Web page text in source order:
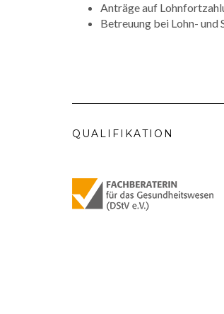
Anträge auf
Betreuung bei Lohn- und
QUALIFIKATION